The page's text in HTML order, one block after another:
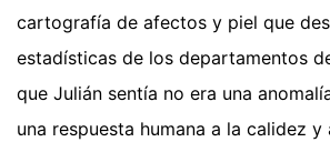
cartografía de afectos y piel que
estadísticas de los departamentos
que Julián sentía no era una
una respuesta humana a la calidez y